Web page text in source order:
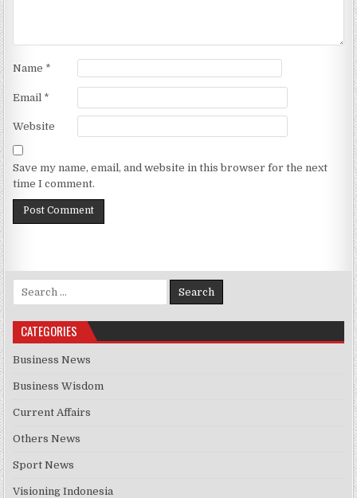
Name *
Email *
Website
Save my name, email, and website in this browser for the next
time I comment.
Search for:
CATEGORIES
Business News
Business Wisdom
Current Affairs
Others News
Sport News
Visioning Indonesia